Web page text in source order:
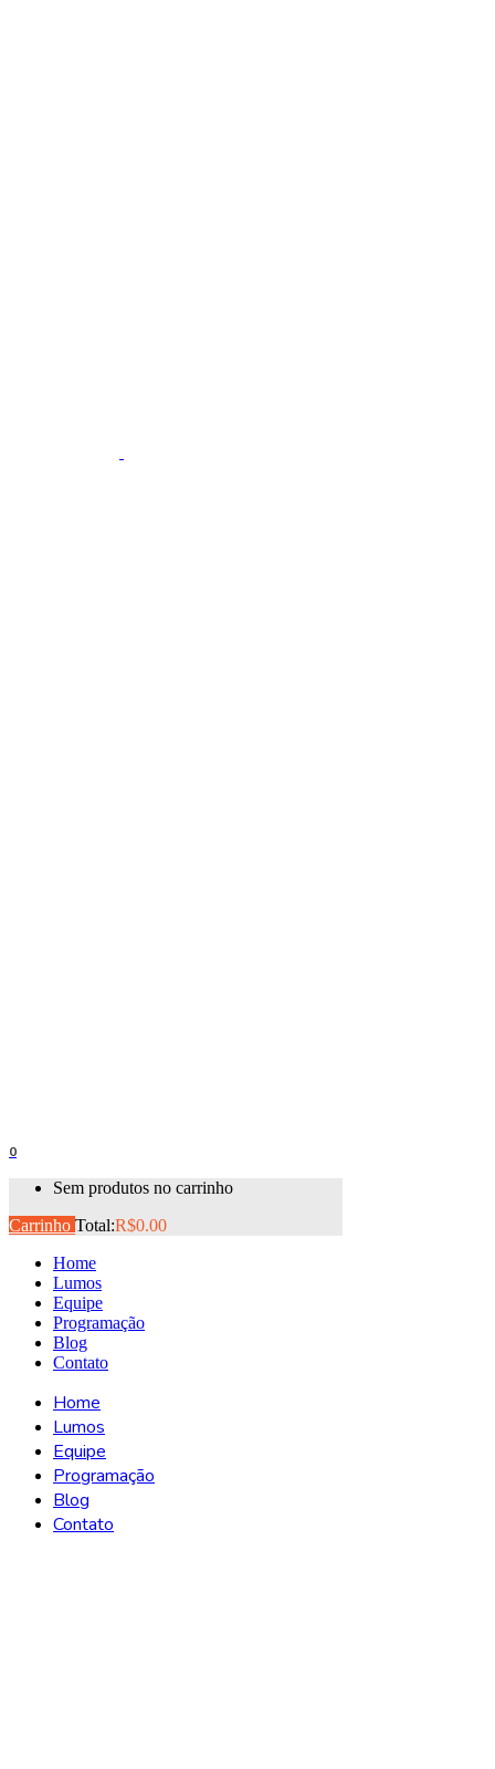
0
Sem produtos no carrinho
Carrinho Total:R$0.00
Home
Lumos
Equipe
Programação
Blog
Contato
Home
Lumos
Equipe
Programação
Blog
Contato